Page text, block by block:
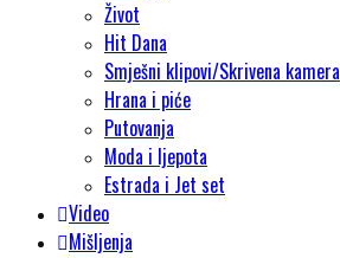
Život
Hit Dana
Smješni klipovi/Skrivena kamera
Hrana i piće
Putovanja
Moda i ljepota
Estrada i Jet set
Video
Mišljenja